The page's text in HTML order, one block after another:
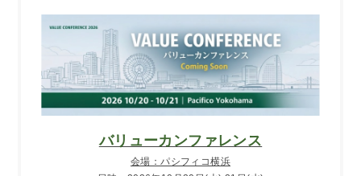
バリューカンファレンス
会場：パシフィコ横浜